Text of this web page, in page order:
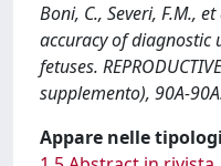
Boni, C., Severi, F.M.,
accuracy of diagnostic
fetuses.
supplemento), 90A-
Appare nelle